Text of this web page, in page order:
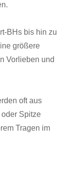
BHs bis hin zu
größere
Vorlieben und
oft aus
Spitze
Tragen im